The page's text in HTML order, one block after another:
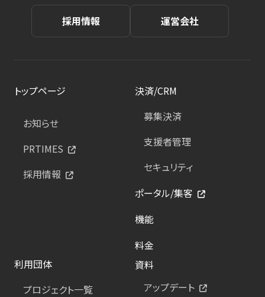
採用情報 運営会社
トップページ
お知らせ
PRTIMES
採用情報
決済/CRM
募集決済
支援者管理
セキュリティ
ポータル/集客
機能
料金
利用団体
プロジェクト一覧
資料
アップデート